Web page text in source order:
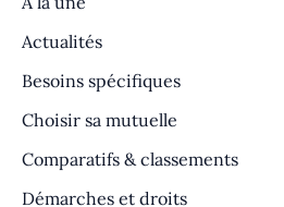
Actualités
Besoins spécifiques
Choisir sa mutuelle
Comparatifs & classements
Démarches et droits